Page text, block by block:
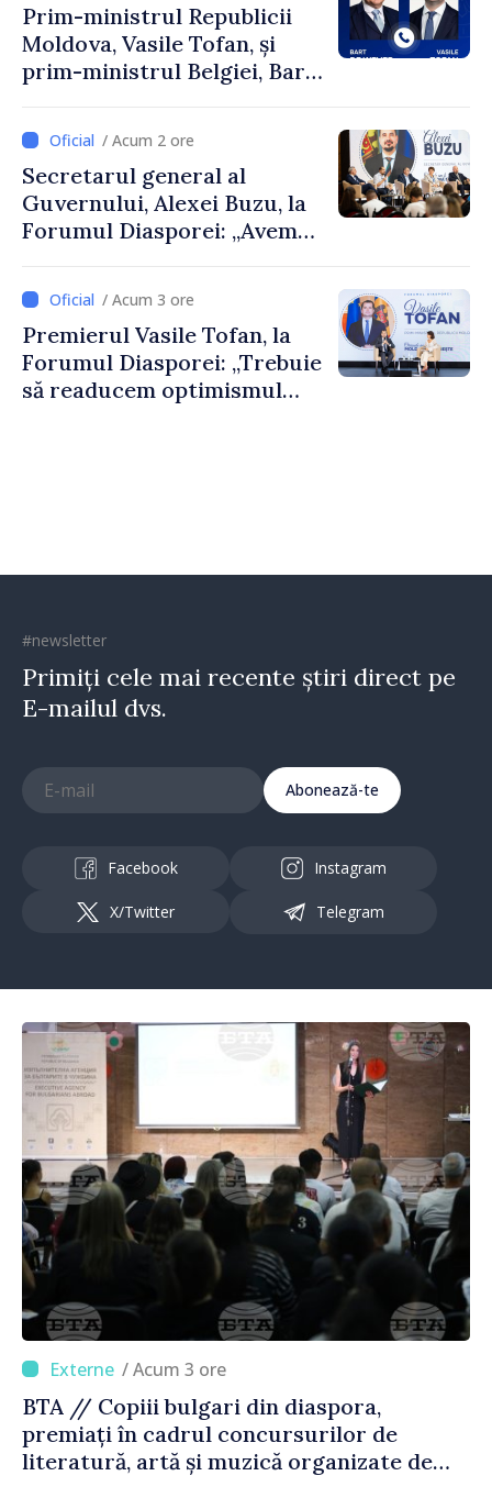
Prim-ministrul Republicii
Moldova, Vasile Tofan, și
prim-ministrul Belgiei, Bart
despre parcursul european
al Republicii Moldova.
/ Acum 2 ore
Secretarul general al
Guvernului, Alexei Buzu, la
Forumul Diasporei: „Avem
dumneavoastră pentru a
construi comunități mai
puternice”
/ Acum 3 ore
Premierul Vasile Tofan, la
Forumul Diasporei: „Trebuie
să readucem optimismul
#newsletter
Primiți cele mai recente știri direct pe
E-mailul dvs.
Abonează-te
Facebook Instagram
X/Twitter Telegram
/ Acum 3 ore
BTA // Copiii bulgari din diaspora,
premiați în cadrul concursurilor de
literatură, artă și muzică organizate de